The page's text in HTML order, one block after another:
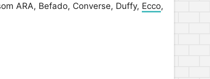
ARA, Befado, Converse, Duffy, Ecco,